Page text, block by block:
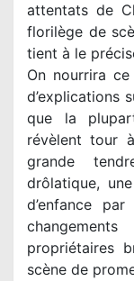
attentats de
florilège de
tient à le
On nourrira
d’explications
que la
révèlent tour
grande
drôlatique,
d’enfance
propriétaires
scène de